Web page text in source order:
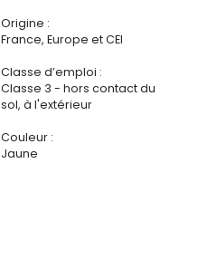
Origine :
France, Europe et CEI
Classe d’emploi :
Classe 3 - hors contact du
sol, à l'extérieur
Couleur :
Jaune